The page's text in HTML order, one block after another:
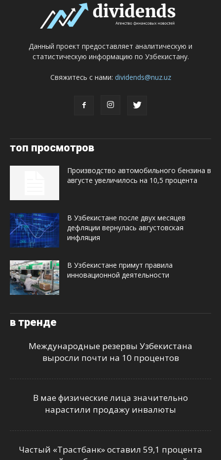
Данный проект предоставляет аналитическую и
статистическую информацию по Узбекистану.
Свяжитесь с нами: dividends@nuz.uz
топ просмотров
Производство автомобильного бензина в
августе увеличилось на 10,5 процента
В Узбекистане после двух месяцев
дефляции вернулась августовская
инфляция
В Узбекистане примут правила
инновационной деятельности
в тренде
Международные резервы Узбекистана
выросли почти на 10 процентов
В мае физические лица значительно
нарастили продажу инвалюты
Частый «Трастбанк» оставил 59,1 процента